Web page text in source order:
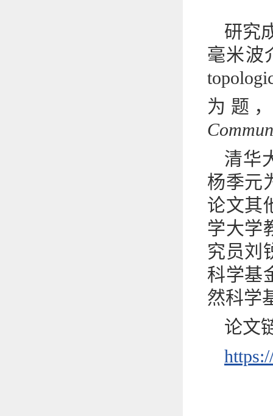
研究
毫米波
为题
清华
杨季元
论文其
学大学
究员刘
科学基
然科学
论文